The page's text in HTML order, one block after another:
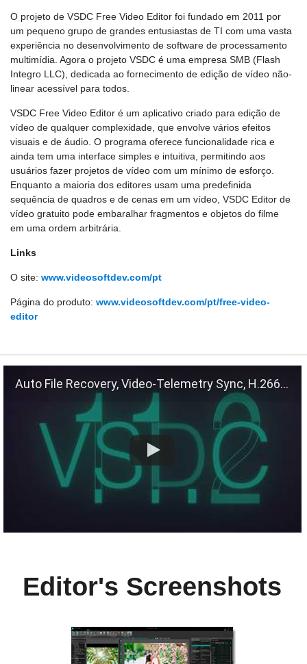
O projeto de VSDC Free Video Editor foi fundado em 2011 por
um pequeno grupo de grandes entusiastas de TI com uma vasta
experiência no desenvolvimento de software de processamento
multimídia. Agora o projeto VSDC é uma empresa SMB (Flash
Integro LLC), dedicada ao fornecimento de edição de vídeo não-
linear acessível para todos.
VSDC Free Video Editor é um aplicativo criado para edição de
vídeo de qualquer complexidade, que envolve vários efeitos
visuais e de áudio. O programa oferece funcionalidade rica e
ainda tem uma interface simples e intuitiva, permitindo aos
usuários fazer projetos de vídeo com um mínimo de esforço.
Enquanto a maioria dos editores usam uma predefinida
sequência de quadros e de cenas em um vídeo, VSDC Editor de
vídeo gratuito pode embaralhar fragmentos e objetos do filme
em uma ordem arbitrária.
Links
O site: www.videosoftdev.com/pt
Página do produto: www.videosoftdev.com/pt/free-video-
editor
Auto File Recovery, Video-Telemetry Sync, H.266 (VVC)
Editor's Screenshots